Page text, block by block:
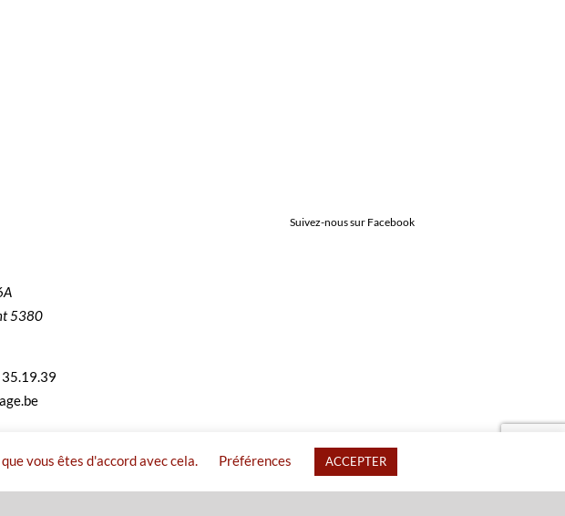
5380
Suivez-nous sur Facebook
vous êtes d'accord avec cela. Préférences ACCEPTER